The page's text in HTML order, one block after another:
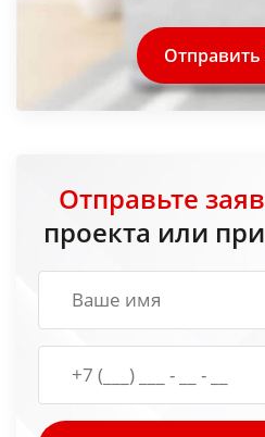
Отправить
Отправьте
проекта или